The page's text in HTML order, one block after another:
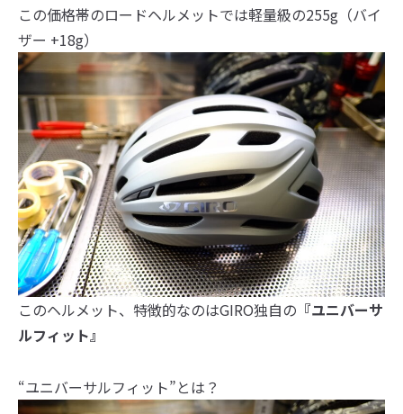
この価格帯のロードヘルメットでは軽量級の255g（バイ
ザー +18g）
このヘルメット、特徴的なのはGIRO独自の 『ユニバーサ
ルフィット』
“ユニバーサルフィット”とは？